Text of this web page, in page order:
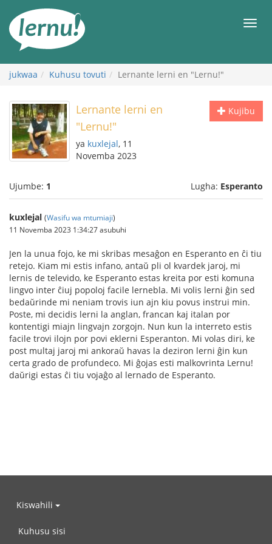
maudhui
jukwaa Kuhusu tovuti Lernante lerni en "Lernu!"
Kujibu
Lernante lerni en
"Lernu!"
ya kuxlejal, 11
Novemba 2023
Ujumbe: 1 Lugha: Esperanto
kuxlejal (Wasifu wa mtumiaji)
11 Novemba 2023 1:34:27 asubuhi
Jen la unua fojo, ke mi skribas mesaĝon en Esperanto en ĉi tiu
retejo. Kiam mi estis infano, antaŭ pli ol kvardek jaroj, mi
lernis de televido, ke Esperanto estas kreita por esti komuna
lingvo inter ĉiuj popoloj facile lernebla. Mi volis lerni ĝin sed
bedaŭrinde mi neniam trovis iun ajn kiu povus instrui min.
Poste, mi decidis lerni la anglan, francan kaj italan por
kontentigi miajn lingvajn zorgojn. Nun kun la interreto estis
facile trovi ilojn por povi eklerni Esperanton. Mi volas diri, ke
post multaj jaroj mi ankoraŭ havas la deziron lerni ĝin kun
certa grado de profundeco. Mi ĝojas esti malkovrinta Lernu!
daŭrigi estas ĉi tiu vojaĝo al lernado de Esperanto.
Kiswahili
Kuhusu sisi